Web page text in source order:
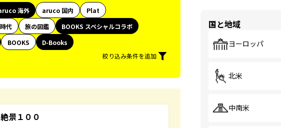
海外 aruco 国内
Plat
代 旅の図鑑
BOOKS スペシャルコラボ
BOOKS
D-Books
絞り込み条件を追加
景１００
国と地域
ヨーロッパ
北米
中南米